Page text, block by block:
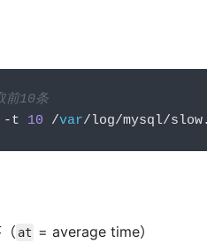
前10条
-t 10 /var/log/mysql/slow.
at = average time）